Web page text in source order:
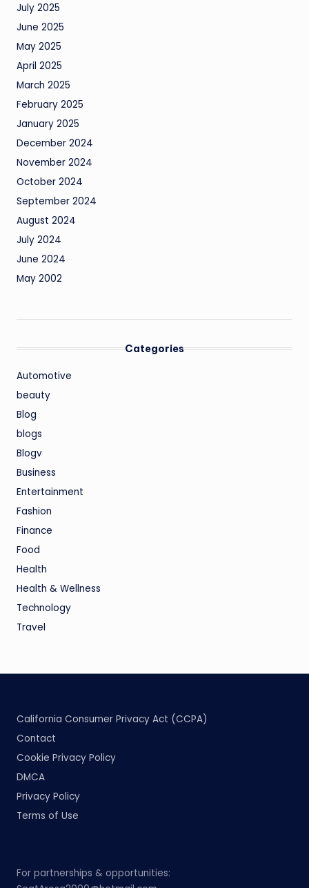
July 2025
June 2025
May 2025
April 2025
March 2025
February 2025
January 2025
December 2024
November 2024
October 2024
September 2024
August 2024
July 2024
June 2024
May 2002
Categories
Automotive
beauty
Blog
blogs
Blogv
Business
Entertainment
Fashion
Finance
Food
Health
Health & Wellness
Technology
Travel
California Consumer Privacy Act (CCPA)
Contact
Cookie Privacy Policy
DMCA
Privacy Policy
Terms of Use
For partnerships & opportunities: